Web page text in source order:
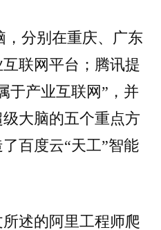
，分别在重庆、广东
联网平台；腾讯提
于产业互联网”，并
大脑的五个重点方
百度云“天工”智能
述的阿里工程师爬